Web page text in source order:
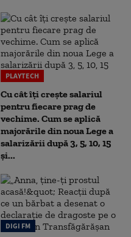
PLAYTECH
Cu cât îți crește salariul
pentru fiecare prag de
vechime. Cum se aplică
majorările din noua Lege a
salarizării după 3, 5, 10, 15
și...
DIGI FM